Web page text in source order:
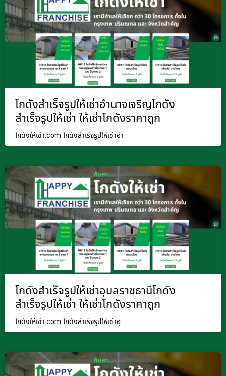
โกดังสำเร็จรูปให้เช่าอำนาจเจริญโกดัง
สำเร็จรูปให้เช่า ให้เช่าโกดังราคาถูก
โกดังให้เช่า.com โกดังสำเร็จรูปให้เช่าอำ
โกดังสำเร็จรูปให้เช่าอุบลราชธานีโกดัง
สำเร็จรูปให้เช่า ให้เช่าโกดังราคาถูก
โกดังให้เช่า.com โกดังสำเร็จรูปให้เช่าอุ